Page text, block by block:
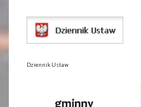
Dziennik Ustaw